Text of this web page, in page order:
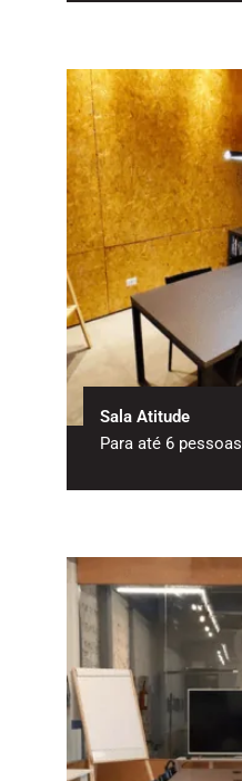
Sala Atitude
Para até 6 pessoas